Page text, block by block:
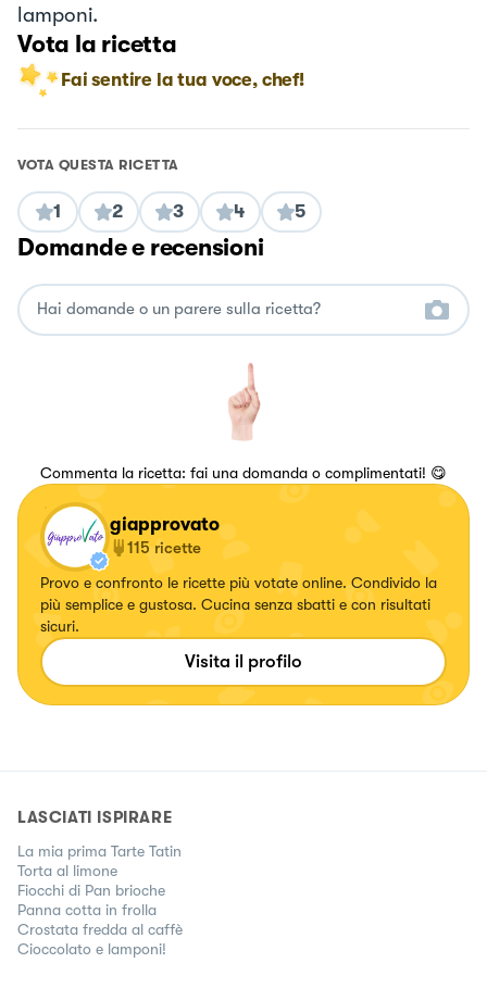
lamponi.
Vota la ricetta
Fai sentire la tua voce, chef!
VOTA QUESTA RICETTA
1 2 3 4 5
Domande e recensioni
Commenta la ricetta: fai una domanda o complimentati! 😋
giapprovato
115 ricette
Provo e confronto le ricette più votate online. Condivido la
più semplice e gustosa. Cucina senza sbatti e con risultati
sicuri.
Visita il profilo
LASCIATI ISPIRARE
La mia prima Tarte Tatin
Torta al limone
Fiocchi di Pan brioche
Panna cotta in frolla
Crostata fredda al caffè
Cioccolato e lamponi!